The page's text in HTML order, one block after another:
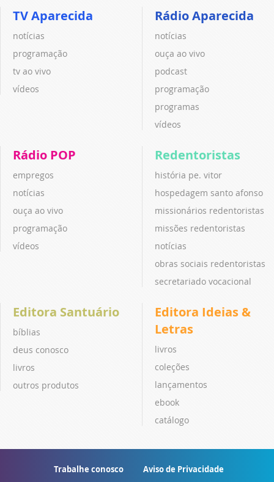
TV Aparecida
notícias
programação
tv ao vivo
vídeos
Rádio Aparecida
notícias
ouça ao vivo
podcast
programação
programas
vídeos
Rádio POP
empregos
notícias
ouça ao vivo
programação
vídeos
Redentoristas
história pe. vitor
hospedagem santo afonso
missionários redentoristas
missões redentoristas
notícias
obras sociais redentoristas
secretariado vocacional
Editora Santuário
bíblias
deus conosco
livros
outros produtos
Editora Ideias &
Letras
livros
coleções
lançamentos
ebook
catálogo
Trabalhe conosco Aviso de Privacidade